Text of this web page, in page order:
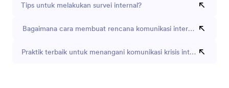
Tips untuk melakukan survei internal?
Bagaimana cara membuat rencana komunikasi internal?
Praktik terbaik untuk menangani komunikasi krisis internal?